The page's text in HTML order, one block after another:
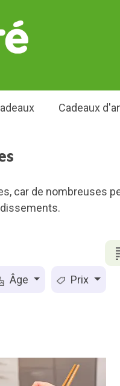
Cadeaux
car de nombreuses
Âge Prix